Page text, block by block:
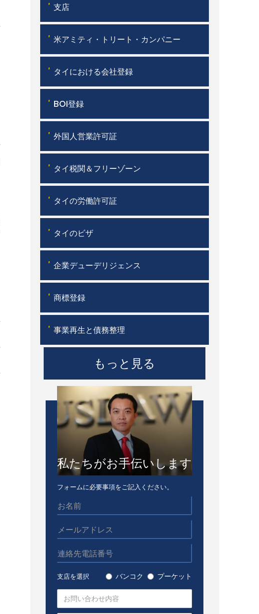
' 支店
' 米アミティ・トリート・カンパニー
' タイにおける会社登録
' BOI登録
' 外国人営業許可証
' タイ税関＆フリーゾーン
' タイの労働許可証
' タイのビザ
' 企業デューデリジェンス
' 商標登録
' 事業再生と債務整理
もっと見る
私たちがお手伝いします
フォームに必要事項をご記入ください。
支店を選択 バンコク プーケット